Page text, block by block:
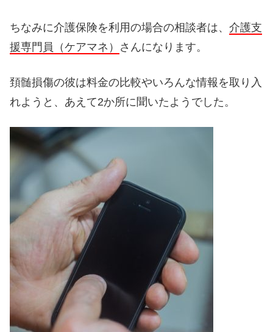
ちなみに介護保険を利用の場合の相談者は、 介護支
援専門員（ケアマネ） さんになります。
頚髄損傷の彼は料金の比較やいろんな情報を取り入
れようと、あえて2か所に聞いたようでした。